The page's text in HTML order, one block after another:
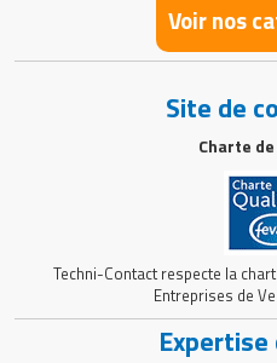
Voir nos
Site de
Charte
Techni-Contact respecte la
Entreprises de